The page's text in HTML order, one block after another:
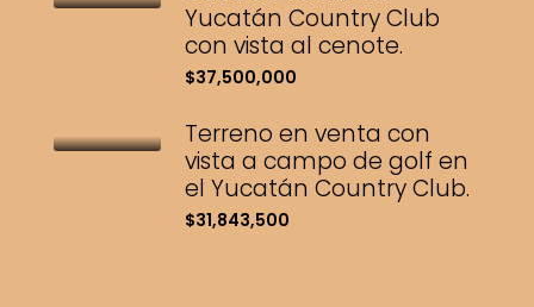
Yucatán Country Club
con vista al cenote.
$37,500,000
Terreno en venta con
vista a campo de golf en
el Yucatán Country Club.
$31,843,500